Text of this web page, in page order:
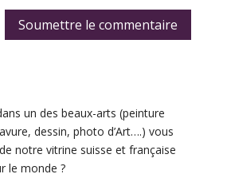
Soumettre le commentaire
un des beaux-arts (peinture
dessin, photo d’Art….) vous
notre vitrine suisse et française
le monde ?